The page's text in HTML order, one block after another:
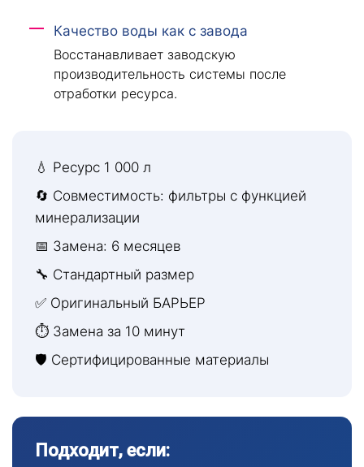
Качество воды как с завода
Восстанавливает заводскую
производительность системы после
отработки ресурса.
💧 Ресурс 1 000 л
🔄 Совместимость: фильтры с функцией
минерализации
📅 Замена: 6 месяцев
🔧 Стандартный размер
✅ Оригинальный БАРЬЕР
⏱ Замена за 10 минут
🛡 Сертифицированные материалы
Подходит, если: